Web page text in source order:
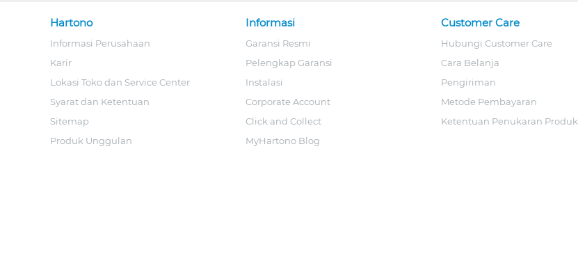
Hartono
Informasi Perusahaan
Karir
Lokasi Toko dan Service Center
Syarat dan Ketentuan
Sitemap
Produk Unggulan
Informasi
Garansi Resmi
Pelengkap Garansi
Instalasi
Corporate Account
Click and Collect
MyHartono Blog
Customer Care
Hubungi Customer Care
Cara Belanja
Pengiriman
Metode Pembayaran
Ketentuan Penukaran Produk